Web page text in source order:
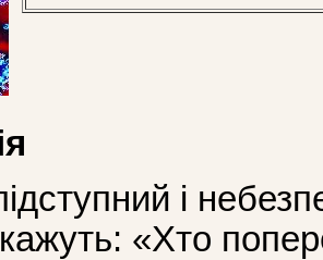
і
«Хто